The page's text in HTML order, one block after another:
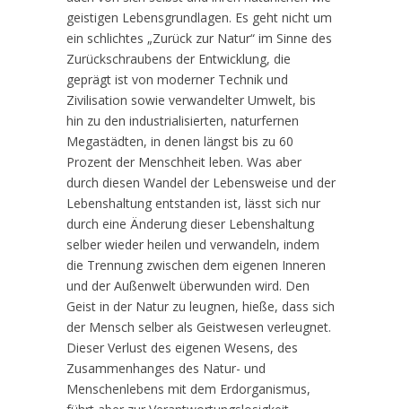
geistigen Lebensgrundlagen. Es geht nicht um
ein schlichtes „Zurück zur Natur“ im Sinne des
Zurückschraubens der Entwicklung, die
geprägt ist von moderner Technik und
Zivilisation sowie verwandelter Umwelt, bis
hin zu den industrialisierten, naturfernen
Megastädten, in denen längst bis zu 60
Prozent der Menschheit leben. Was aber
durch diesen Wandel der Lebensweise und der
Lebenshaltung entstanden ist, lässt sich nur
durch eine Änderung dieser Lebenshaltung
selber wieder heilen und verwandeln, indem
die Trennung zwischen dem eigenen Inneren
und der Außenwelt überwunden wird. Den
Geist in der Natur zu leugnen, hieße, dass sich
der Mensch selber als Geistwesen verleugnet.
Dieser Verlust des eigenen Wesens, des
Zusammenhanges des Natur- und
Menschenlebens mit dem Erdorganismus,